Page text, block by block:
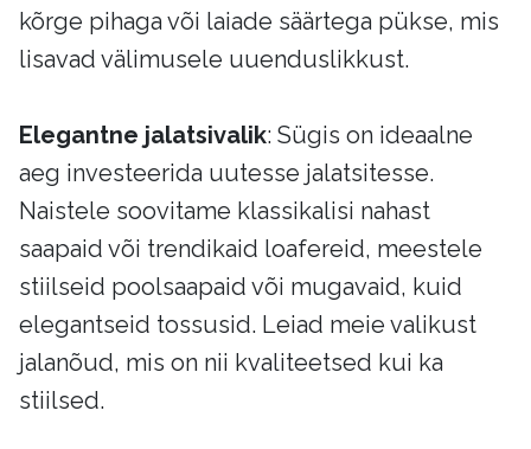
kõrge pihaga või laiade säärtega pükse, mis
lisavad välimusele uuenduslikkust.
Elegantne jalatsivalik: Sügis on ideaalne
aeg investeerida uutesse jalatsitesse.
Naistele soovitame klassikalisi nahast
saapaid või trendikaid loafereid, meestele
stiilseid poolsaapaid või mugavaid, kuid
elegantseid tossusid. Leiad meie valikust
jalanõud, mis on nii kvaliteetsed kui ka
stiilsed.